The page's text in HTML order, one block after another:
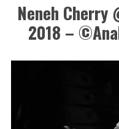
Neneh Cherry
2018 –